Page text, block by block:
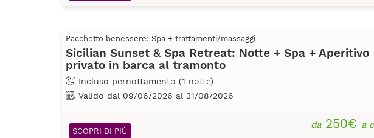
Pacchetto benessere: Spa + trattamenti/massaggi
Sicilian Sunset & Spa Retreat: Notte + Spa + Aperitivo
privato in barca al tramonto
Incluso pernottamento (1 notte)
Valido dal 09/06/2026 al 31/08/2026
da250€ a
SCOPRI DI PIÙ